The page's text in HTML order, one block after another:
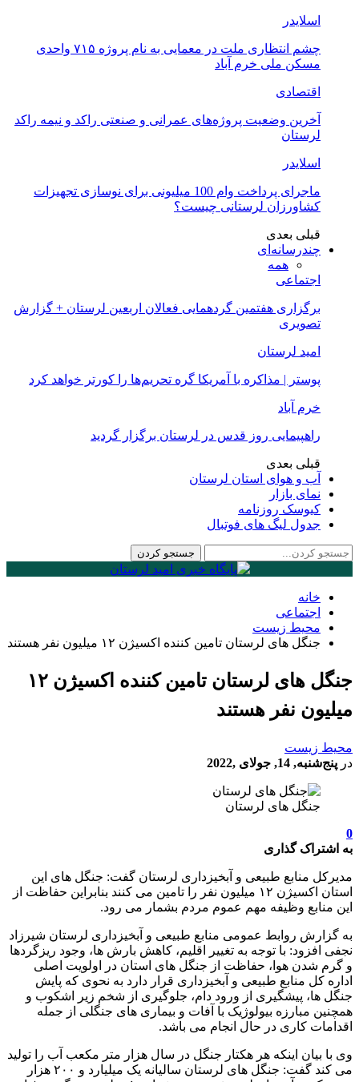
اسلایدر
چشم انتظاری ملت در معمایی به نام پروژه ۷۱۵ واحدی
مسکن ملی خرم آباد
اقتصادی
آخرین وضعیت پروژه‌های عمرانی و صنعتی راکد و نیمه راکد
لرستان
اسلایدر
ماجرای پرداخت وام 100 میلیونی برای نوسازی تجهیزات
کشاورزان لرستانی چیست؟
قبلی بعدی
چندرسانه‌ای
همه
اجتماعی
برگزاری هفتمین گردهمایی فعالان اربعین لرستان + گزارش
تصویری
امید لرستان
پوستر | مذاکره با آمریکا گره تحریم‌ها را کورتر خواهد کرد
خرم آباد
راهپیمایی روز قدس در لرستان برگزار گردید
قبلی بعدی
آب و هوای استان لرستان
نمای بازار
کیوسک روزنامه
جدول لیگ های فوتبال
خانه
اجتماعی
محیط زیست
جنگل های لرستان تامین کننده اکسیژن ۱۲ میلیون نفر هستند
جنگل های لرستان تامین کننده اکسیژن ۱۲
میلیون نفر هستند
محیط زیست
در پنج‌شنبه, 14, جولای ,2022
جنگل های لرستان
0
به اشتراک گذاری
مدیرکل منابع طبیعی و آبخیزداری لرستان گفت: جنگل های این
استان اکسیژن ۱۲ میلیون نفر را تامین می کنند بنابراین حفاظت از
این منابع وظیفه مهم عموم مردم بشمار می رود.
به گزارش روابط عمومی منابع طبیعی و آبخیزداری لرستان شیرزاد
نجفی افزود: با توجه به تغییر اقلیم، کاهش بارش ها، وجود ریزگردها
و گرم شدن هوا، حفاظت از جنگل های استان در اولویت اصلی
اداره کل منابع طبیعی و آبخیزداری قرار دارد به نحوی که پایش
جنگل ها، پیشگیری از ورود دام، جلوگیری از شخم زیر اشکوب و
همچنین مبارزه بیولوژیک با آفات و بیماری های جنگلی از جمله
اقدامات کاری در حال انجام می باشد.
وی با بیان اینکه هر هکتار جنگل در سال هزار متر مکعب آب را تولید
می کند گفت: جنگل های لرستان سالیانه یک میلیارد و ۲۰۰ هزار